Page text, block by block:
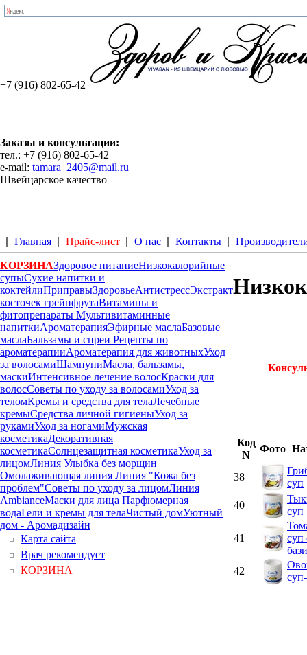
+7 (916) 802-65-42
Заказы и консультации:
тел.: +7 (916) 802-65-42
e-mail: tamara_2405@mail.ru
Швейцарское качество
Главная Прайс-лист О нас Контакты
КОРЗИНАЗдоровое питаниеНизкокалорийные
супыСухие напитки и
коктейлиПриправыЗдоровьеАнтистрессЭкстракт
косточек грейпфрутаВитамины и
фитопрепараты Мультивитаминные
напиткиАроматерапияЭфирные маслаБазовые
маслаБальзамы и спреи Рецепты по
ароматерапииАроматерапия для животныхУход
за волосамиШампуниМасла, бальзамы,
маскиИнтенсивное лечение волосКраски для
волосСоветы по уходу за волосамиУход за
теломКремы и средства для телаЛечебные
кремыСредства личной гигиеныУход за
рукамиУход за ногамиМужская
косметикаДекоративная
косметикаСолнцезащитная косметикаУход за
лицомЛиния Улыбка без морщин
Омолаживающая линия Линия "Кожа без
проблем"Советы по уходу за лицомЛиния
AmbianceМаски для лица Парфюмерная
водаГели и кремы для телаЧистый домУютный
дом - Аромадизайн
Карта сайта
Врач рекомендует
КОРЗИНА
Код
N
Фото
38
суп
40
суп
41
суп
42